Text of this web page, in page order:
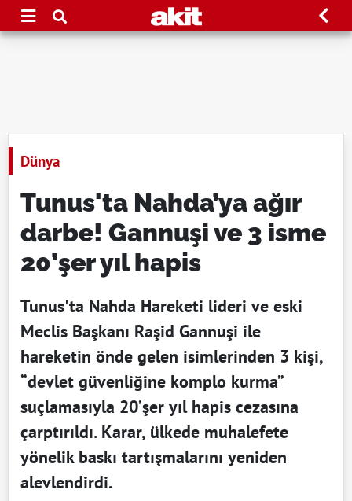
Dünya
Tunus'ta Nahda’ya ağır
darbe! Gannuşi ve 3 isme
20’şer yıl hapis
Tunus'ta Nahda Hareketi lideri ve eski
Meclis Başkanı Raşid Gannuşi ile
hareketin önde gelen isimlerinden 3 kişi,
“devlet güvenliğine komplo kurma”
suçlamasıyla 20’şer yıl hapis cezasına
çarptırıldı. Karar, ülkede muhalefete
yönelik baskı tartışmalarını yeniden
alevlendirdi.